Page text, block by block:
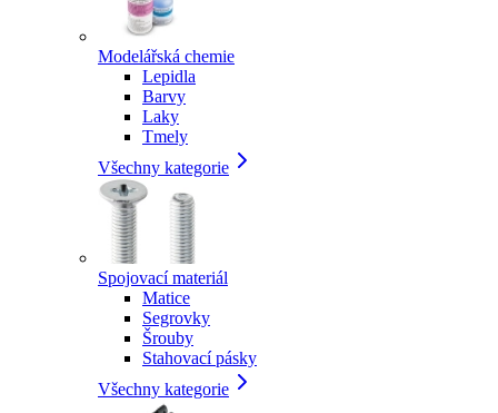
Modelářská chemie
Lepidla
Barvy
Laky
Tmely
Všechny kategorie
Spojovací materiál
Matice
Segrovky
Šrouby
Stahovací pásky
Všechny kategorie